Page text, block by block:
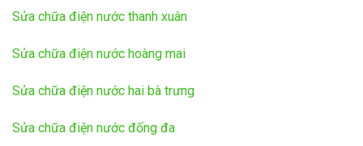
Sửa chữa điện nước thanh xuân
Sửa chữa điện nước hoàng mai
Sửa chữa điện nước hai bà trưng
Sửa chữa điện nước đống đa